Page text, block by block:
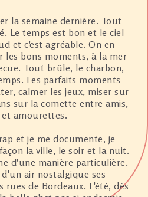
la semaine dernière. Tout
Le temps est bon et le ciel
et c'est agréable. On en
bons moments, à la mer
Tout brûle, le charbon,
Les parfaits moments
calmer les jeux, miser sur
sur la comette entre amis,
et amourettes.
et je me documente, je
la ville, le soir et la nuit.
d'une manière particulière.
air nostalgique ses
rues de Bordeaux. L'été, dès